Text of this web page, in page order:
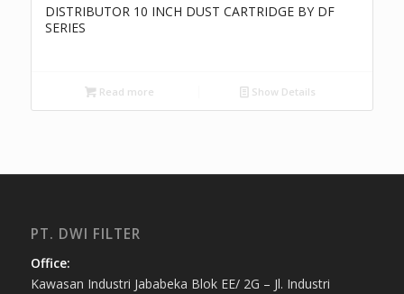
DISTRIBUTOR 10 INCH DUST CARTRIDGE BY DF
SERIES
Read more Show Details
PT. DWI FILTER
Office:
Kawasan Industri Jababeka Blok EE/ 2G – Jl. Industri